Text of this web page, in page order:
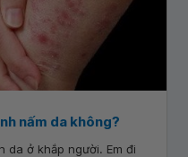
nấm da không?
da ở khắp người. Em đi